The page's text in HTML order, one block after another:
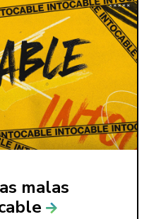
malas